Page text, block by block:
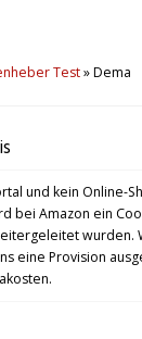
Test»Dema
und kein Online-
bei Amazon ein
wurden.
eine Provision